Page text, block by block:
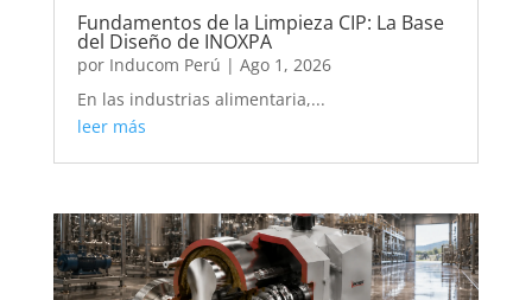
Fundamentos de la Limpieza CIP: La Base
del Diseño de INOXPA
por Inducom Perú | Ago 1, 2026
En las industrias alimentaria,...
leer más